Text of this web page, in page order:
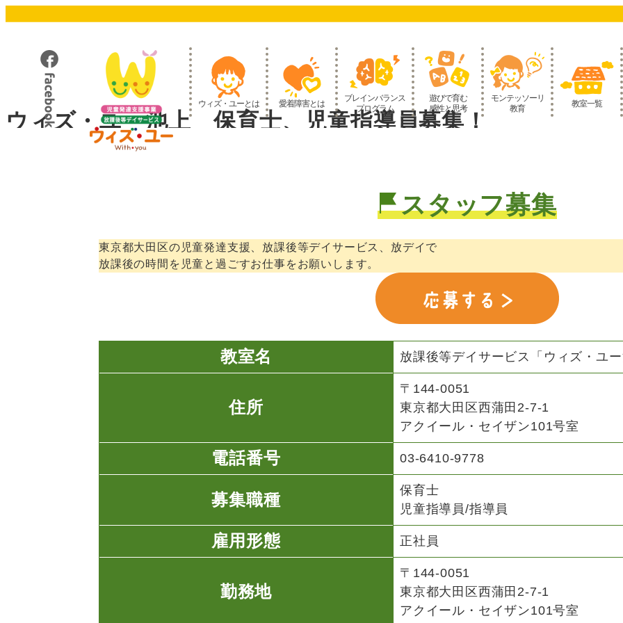
ン
ウィズ・ユーとは 愛着障害とは
ブレインバランス
プログラム
遊びで育む
感性と思考
モンテッソーリ
教育
教室一覧
ウィズ・ユー池上 保育士、児童指導員募集！
スタッフ募集
東京都大田区の児童発達支援、放課後等デイサービス、放デイで
放課後の時間を児童と過ごすお仕事をお願いします。
教室名 放課後等デイサービス「ウィズ・ユ
住所
〒144-0051
東京都大田区西蒲田2-7-1
アクイール・セイザン101号室
電話番号 03-6410-9778
募集職種
保育士
児童指導員/指導員
雇用形態 正社員
勤務地
〒144-0051
東京都大田区西蒲田2-7-1
アクイール・セイザン101号室